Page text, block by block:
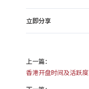
立即分享
上一篇：
香港开盘时间及活跃度